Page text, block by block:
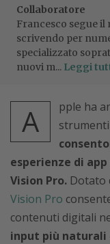
Collaboratore
Francesco segue il
scrivendo per
specializzato
nuovi m... Leggi
A
pple ha
esperienze di
Vision Pro. Dotato
Vision Pro
contenuti digitali
input più naturali